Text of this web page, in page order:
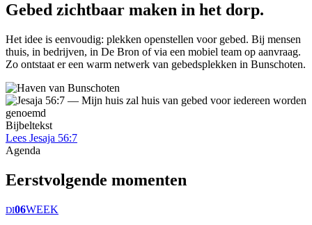
Gebed zichtbaar maken in het dorp.
Het idee is eenvoudig: plekken openstellen voor gebed. Bij mensen
thuis, in bedrijven, in De Bron of via een mobiel team op aanvraag.
Zo ontstaat er een warm netwerk van gebedsplekken in Bunschoten.
Bijbeltekst
Lees Jesaja 56:7
Agenda
Eerstvolgende momenten
DI06WEEK